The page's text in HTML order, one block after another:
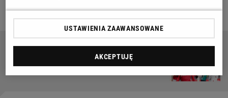
ze swojej próby.
USTAWIENIA ZAAWANSOWANE
AKCEPTUJĘ